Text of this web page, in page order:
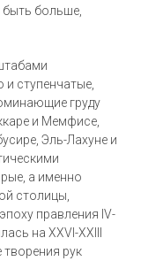
быть больше,
ступенчатые,
груду
и Мемфисе,
Эль-Лахуне и
а именно
столицы,
правления IV-
на XXVI-XXIII
творения рук